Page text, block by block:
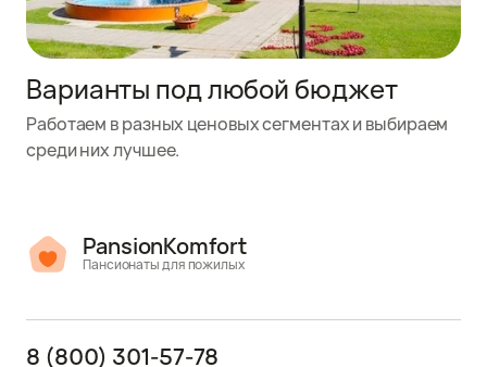
Варианты под любой бюджет
Работаем в разных ценовых сегментах и выбираем
среди них лучшее.
PansionKomfort
Пансионаты для пожилых
8 (800) 301-57-78